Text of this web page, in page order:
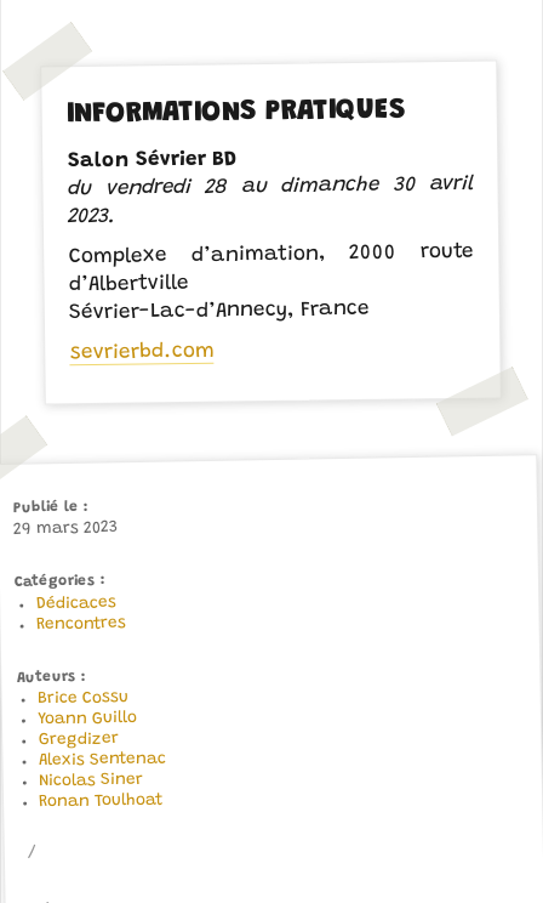
INFORMATIONS PRATIQUES
Salon Sévrier BD
du vendredi 28 au dimanche 30 avril
2023.
Complexe d’animation, 2000 route
d’Albertville
Sévrier-Lac-d’Annecy, France
sevrierbd.com
Publié le
29 mars 2023
Catégories
Dédicaces
Rencontres
Auteurs
Brice Cossu
Yoann Guillo
Gregdizer
Alexis Sentenac
Nicolas Siner
Ronan Toulhoat